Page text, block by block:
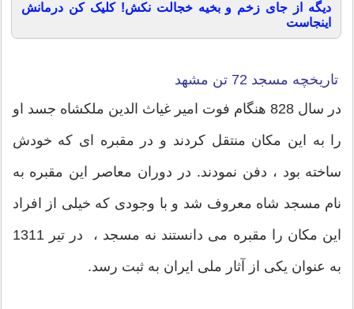
دیگه از جای زخم و بخیه خجالت نکش! کلیک کن درمانش
اینجاست
تاریخچه مسجد 72 تن مشهد
در سال 828 هنگام فوت امیر غیاث الدین ملکشاه جسد او
را به این مکان منتقل کردند و در مقبره ای که خودش
ساخته بود ، دفن نمودند. در دوران معاصر این مقبره به
نام مسجد شاه معروف شد و با وجودی که خیلی از افراد
این مکان را مقبره می دانستند نه مسجد ، در تیر 1311
به عنوان یکی از آثار ملی ایران به ثبت رسد.